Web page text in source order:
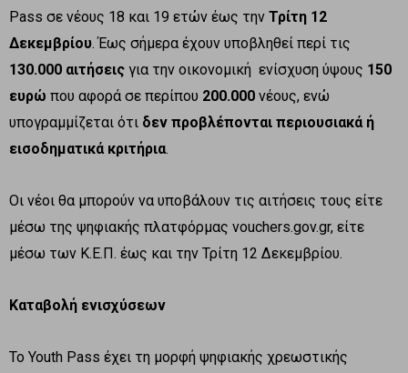
Pass σε νέους 18 και 19 ετών έως την Τρίτη 12
Δεκεμβρίου. Έως σήμερα έχουν υποβληθεί περί τις
130.000 αιτήσεις για την οικονομική ενίσχυση ύψους 150
ευρώ που αφορά σε περίπου 200.000 νέους, ενώ
υπογραμμίζεται ότι δεν προβλέπονται περιουσιακά ή
εισοδηματικά κριτήρια.
Οι νέοι θα μπορούν να υποβάλουν τις αιτήσεις τους είτε
μέσω της ψηφιακής πλατφόρμας vouchers.gov.gr, είτε
μέσω των Κ.Ε.Π. έως και την Τρίτη 12 Δεκεμβρίου.
Καταβολή ενισχύσεων
Το Youth Pass έχει τη μορφή ψηφιακής χρεωστικής